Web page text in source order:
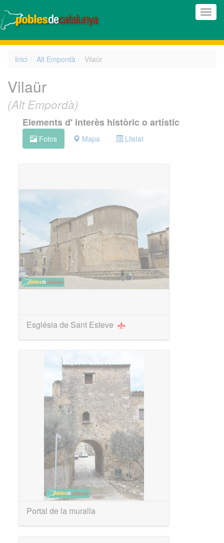
Inici Alt Empordà Vilaür
Vilaür
(Alt Empordà)
Elements d' interès històric o artístic
Fotos Mapa Llistat
Església de Sant Esteve
Portal de la muralla